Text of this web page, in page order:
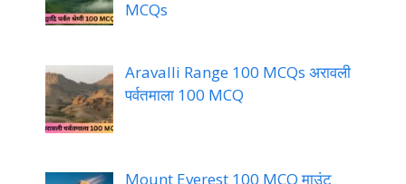
MCQs
Aravalli Range 100 MCQs अरावली
पर्वतमाला 100 MCQ
Mount Everest 100 MCQ माउंट